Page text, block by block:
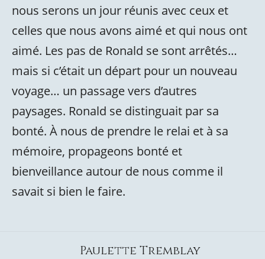
nous serons un jour réunis avec ceux et
celles que nous avons aimé et qui nous ont
aimé. Les pas de Ronald se sont arrêtés…
mais si c’était un départ pour un nouveau
voyage… un passage vers d’autres
paysages. Ronald se distinguait par sa
bonté. À nous de prendre le relai et à sa
mémoire, propageons bonté et
bienveillance autour de nous comme il
savait si bien le faire.
Paulette Tremblay